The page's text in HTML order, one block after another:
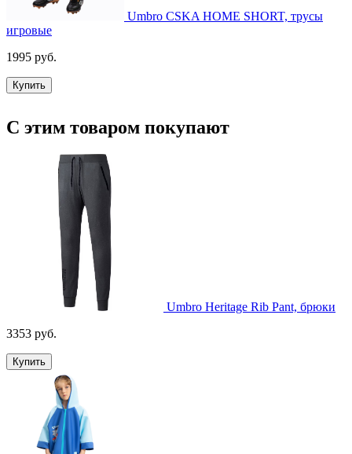
Umbro CSKA HOME SHORT, трусы
игровые
1995 руб.
Купить
С этим товаром покупают
Umbro Heritage Rib Pant, брюки
3353 руб.
Купить